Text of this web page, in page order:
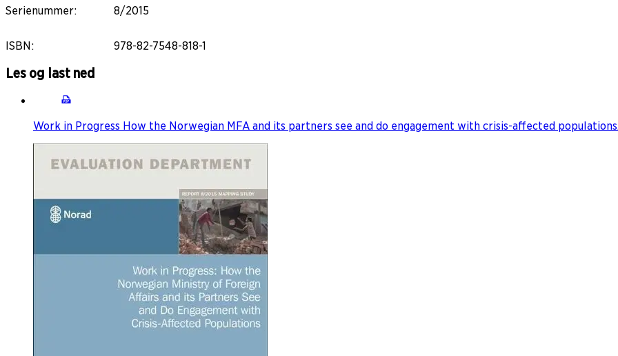
Serienummer: 8/2015
ISBN : 978-82-7548-818-1
Les og last ned
Work in Progress How the Norwegian MFA and its partners see and do engagement with crisis-affected